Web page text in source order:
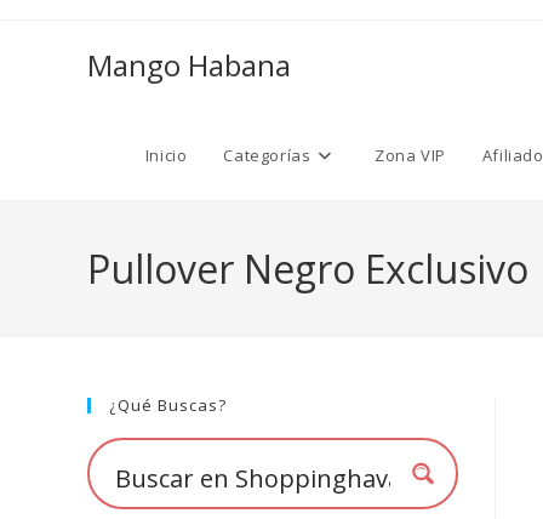
Mango Habana
Inicio Categorías Zona VIP
Pullover Negro Exclusivo
¿Qué Buscas?